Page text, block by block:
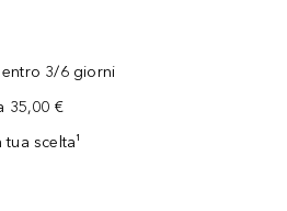
3/6 giorni
35,00 €
scelta¹